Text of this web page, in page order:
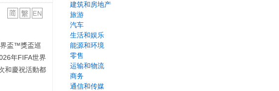
盃™獎盃巡
年FIFA世界
和慶祝活動都
建筑和房地产
旅游
汽车
生活和娱乐
能源和环境
零售
运输和物流
商务
通信和传媒